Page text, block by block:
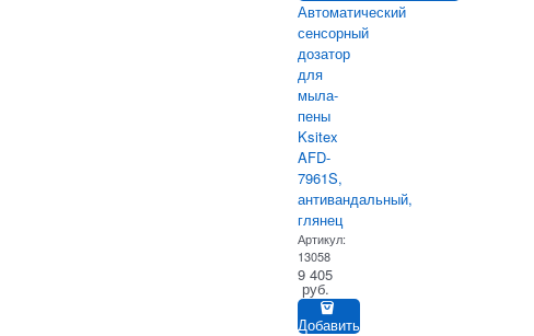
Автоматический
сенсорный
дозатор
для
мыла-
пены
Ksitex
AFD-
7961S,
антивандальный,
глянец
Артикул:
13058
9 405
руб.
Добавить